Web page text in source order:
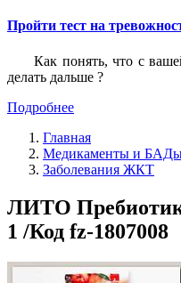
Пройти тест на
Как понять, что с
делать дальше ?
Подробнее
Главная
Медикаменты и
Заболевания ЖКТ
ЛИТО Пребиотик
1 /Код fz-1807008